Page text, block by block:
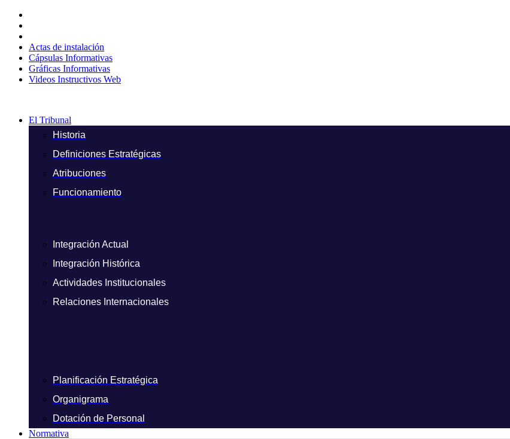
contenido
Actas de instalación
Cápsulas Informativas
Gráficas Informativas
Videos Instructivos Web
El Tribunal
Historia
Definiciones Estratégicas
Atribuciones
Funcionamiento
Integración Actual
Integración Histórica
Actividades Institucionales
Relaciones Internacionales
Planificación Estratégica
Organigrama
Dotación de Personal
Normativa